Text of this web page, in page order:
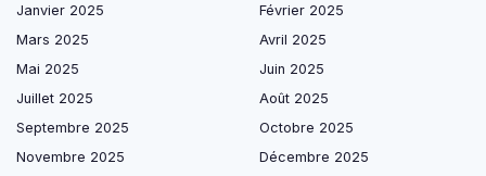
Janvier 2025
Février 2025
Mars 2025
Avril 2025
Mai 2025
Juin 2025
Juillet 2025
Août 2025
Septembre 2025
Octobre 2025
Novembre 2025
Décembre 2025